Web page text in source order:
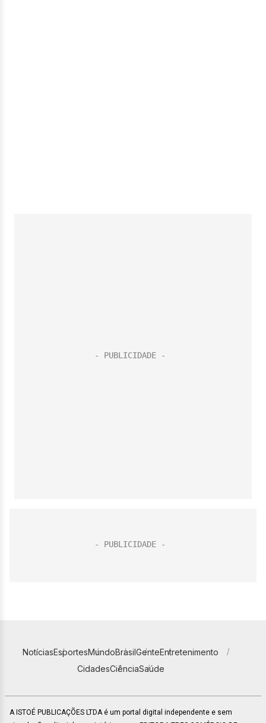
NotíciasEsportesMundoBrasilGenteEntretenimento
CidadesCiênciaSaúde
A ISTOÉ PUBLICAÇÕES LTDA é um portal digital independente e sem